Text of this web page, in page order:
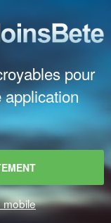
pour
application
mobile